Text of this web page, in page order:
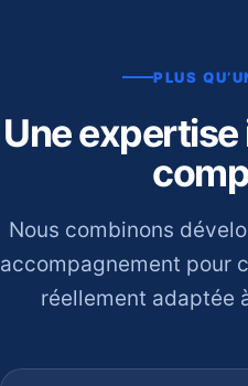
PLUS
Une
Nous combinons
accompagnement pour
réellement adaptée